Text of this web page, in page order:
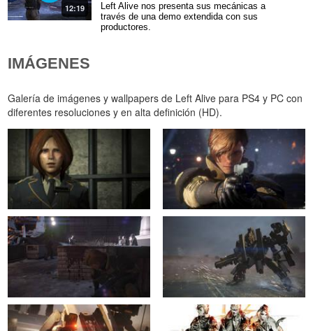
12:19
Left Alive nos presenta sus mecánicas a
través de una demo extendida con sus
productores.
IMÁGENES
Galería de imágenes y wallpapers de Left Alive para PS4 y PC con
diferentes resoluciones y en alta definición (HD).